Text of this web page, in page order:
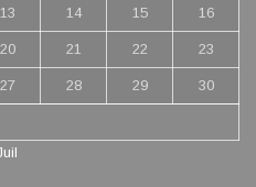
13 14 15 16
20 21 22 23
27 28 29 30